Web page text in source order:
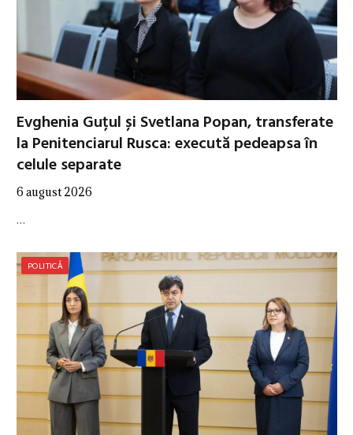
Evghenia Guțul și Svetlana Popan, transferate
la Penitenciarul Rusca: execută pedeapsa în
celule separate
6 august 2026
…
POLITICĂ